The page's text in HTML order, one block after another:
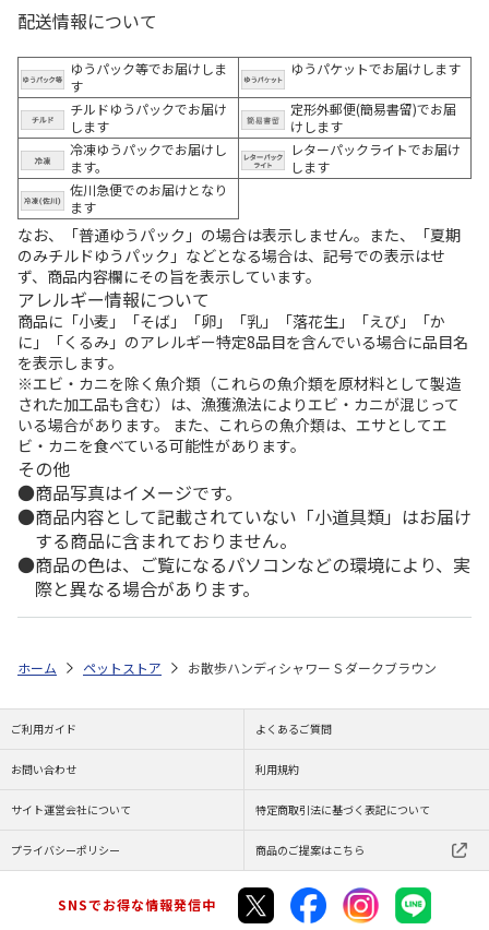
配送情報について
ゆうパック等でお届けしま
す
ゆうパケットでお届けします
チルドゆうパックでお届け
します
定形外郵便(簡易書留)でお届
けします
冷凍ゆうパックでお届けし
ます。
レターパックライトでお届け
します
佐川急便でのお届けとなり
ます
なお、「普通ゆうパック」の場合は表示しません。また、「夏期
のみチルドゆうパック」などとなる場合は、記号での表示はせ
ず、商品内容欄にその旨を表示しています。
アレルギー情報について
商品に「小麦」「そば」「卵」「乳」「落花生」「えび」「か
に」「くるみ」のアレルギー特定8品目を含んでいる場合に品目名
を表示します。
※エビ・カニを除く魚介類（これらの魚介類を原材料として製造
された加工品も含む）は、漁獲漁法によりエビ・カニが混じって
いる場合があります。 また、これらの魚介類は、エサとしてエ
ビ・カニを食べている可能性があります。
その他
商品写真はイメージです。
商品内容として記載されていない「小道具類」はお届け
する商品に含まれておりません。
商品の色は、ご覧になるパソコンなどの環境により、実
際と異なる場合があります。
ホーム ペットストア お散歩ハンディシャワー S ダークブラウン
ご利用ガイド よくあるご質問
お問い合わせ 利用規約
サイト運営会社について 特定商取引法に基づく表記について
プライバシーポリシー 商品のご提案はこちら
SNSでお得な情報発信中